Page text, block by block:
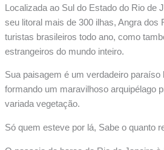
Localizada ao Sul do Estado do Rio de
seu litoral mais de 300 ilhas, Angra dos
turistas brasileiros todo ano, como
estrangeiros do mundo inteiro.
Sua paisagem é um verdadeiro paraíso
formando um maravilhoso arquipélago
variada vegetação.
Só quem esteve por lá, Sabe o quanto